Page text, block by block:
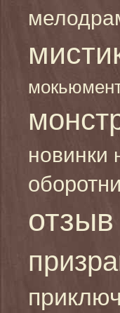
новинки
оборотни
отзыв